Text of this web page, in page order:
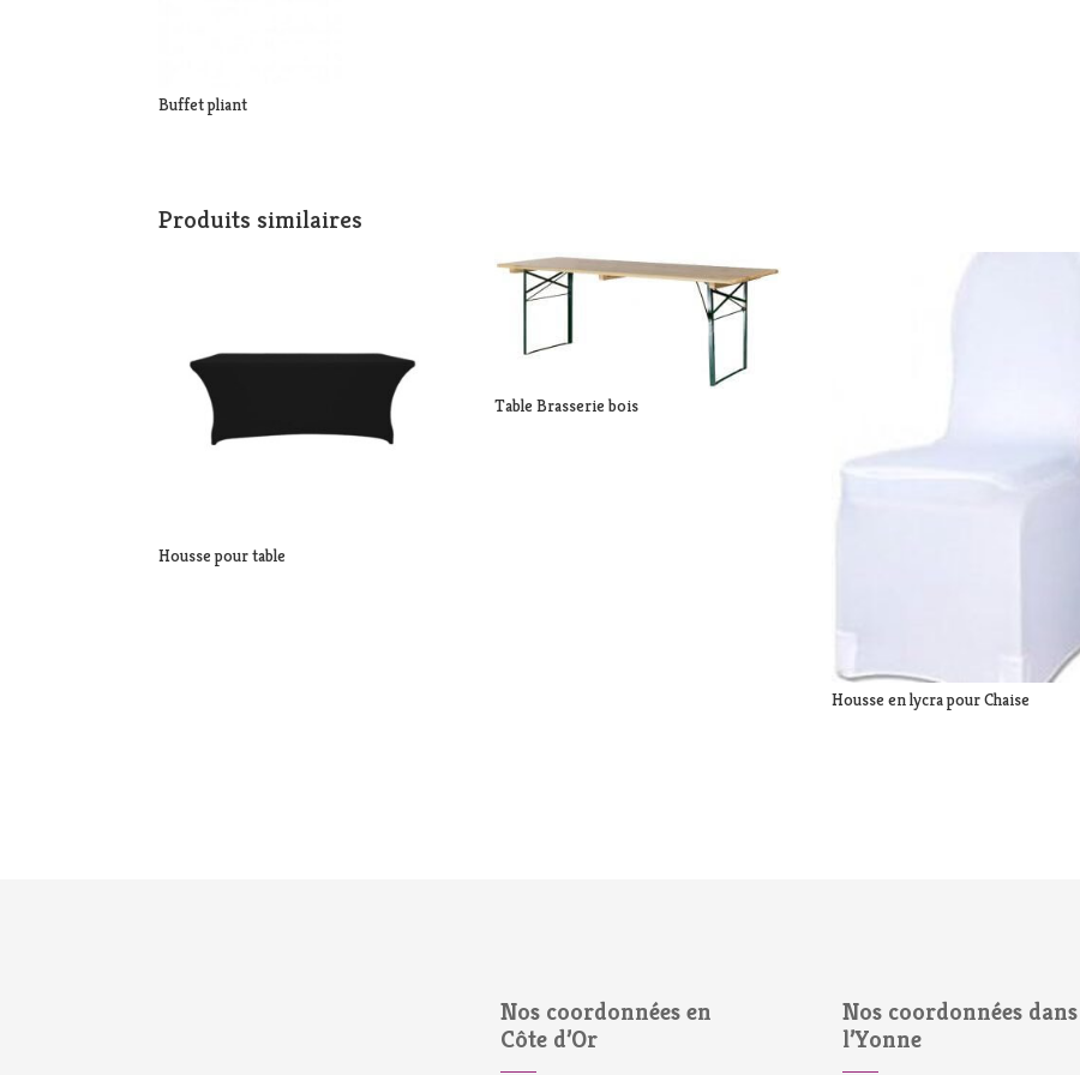
Buffet pliant
Produits similaires
Housse pour table
Table Brasserie bois
Housse en lycra pour Chaise
Nos coordonnées en
Côte d’Or
Nos coordonnées dans
l’Yonne